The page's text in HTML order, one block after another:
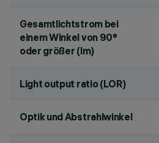
Gesamtlichtstrom bei
einem Winkel von 90°
oder größer (lm)
Light output ratio (LOR)
Optik und Abstrahlwinkel